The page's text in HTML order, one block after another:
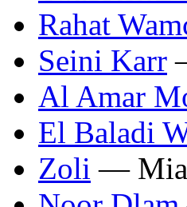
Rahat
Seini Karr
Al Amar
El Baladi
Zoli —